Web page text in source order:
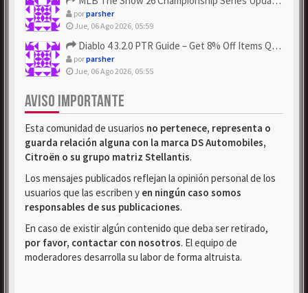
porparsher
Jue, 06 Ago 2026, 05:59
Diablo 4 3.2.0 PTR Guide – Get 8% Off Items Quickly to Test ...
porparsher
Jue, 06 Ago 2026, 05:55
AVISO IMPORTANTE
Esta comunidad de usuarios no pertenece, representa o
guarda relación alguna con la marca DS Automobiles,
Citroën o su grupo matriz Stellantis.
Los mensajes publicados reflejan la opinión personal de los
usuarios que las escriben y en ningún caso somos
responsables de sus publicaciones.
En caso de existir algún contenido que deba ser retirado,
por favor, contactar con nosotros. El equipo de
moderadores desarrolla su labor de forma altruista.